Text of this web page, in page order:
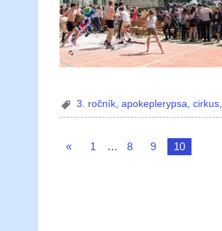
3. ročník,apokeplerypsa,cirkus,
« 1 … 8 9 10